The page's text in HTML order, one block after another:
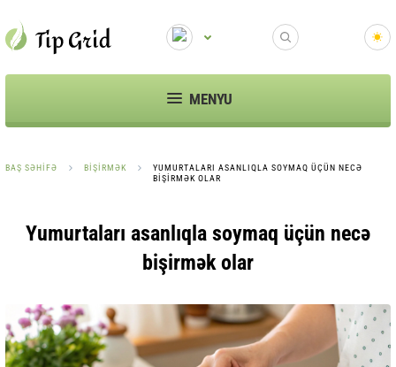
MENYU
BAŞ SƏHIFƏ BIŞIRMƏK
YUMURTALARI ASANLIQLA SOYMAQ ÜÇÜN NECƏ
BIŞIRMƏK OLAR
Yumurtaları asanlıqla soymaq üçün necə
bişirmək olar